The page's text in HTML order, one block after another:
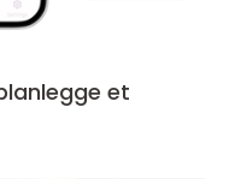
et